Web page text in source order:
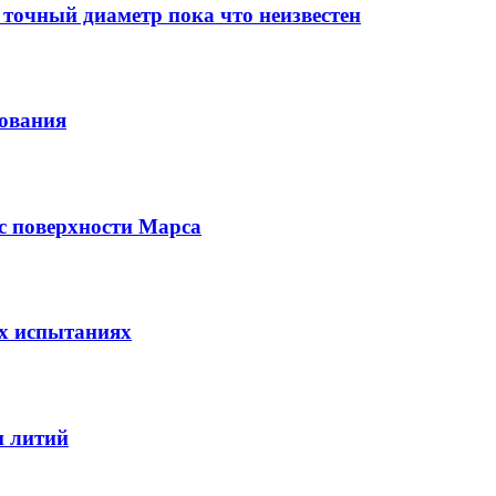
диаметр пока что неизвестен
поверхности Марса
испытаниях
литий